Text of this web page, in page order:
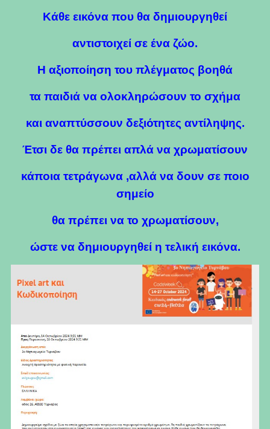
Κάθε εικόνα που θα δημιουργηθεί
αντιστοιχεί σε ένα ζώο.
Η αξιοποίηση του πλέγματος βοηθά
τα παιδιά να ολοκληρώσουν το σχήμα
και αναπτύσσουν δεξιότητες αντίληψης.
Έτσι δε θα πρέπει απλά να χρωματίσουν
κάποια τετράγωνα ,αλλά να δουν σε ποιο
σημείο
θα πρέπει να το χρωματίσουν,
ώστε να δημιουργηθεί η τελική εικόνα.